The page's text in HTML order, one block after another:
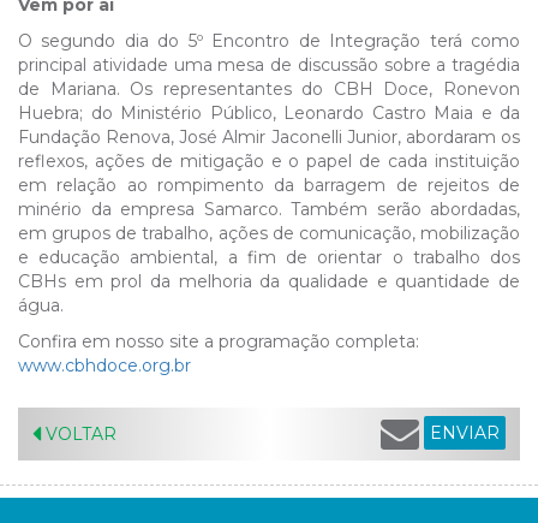
Vem por aí
O segundo dia do 5º Encontro de Integração terá como
principal atividade uma mesa de discussão sobre a tragédia
de Mariana. Os representantes do CBH Doce, Ronevon
Huebra; do Ministério Público, Leonardo Castro Maia e da
Fundação Renova, José Almir Jaconelli Junior, abordaram os
reflexos, ações de mitigação e o papel de cada instituição
em relação ao rompimento da barragem de rejeitos de
minério da empresa Samarco. Também serão abordadas,
em grupos de trabalho, ações de comunicação, mobilização
e educação ambiental, a fim de orientar o trabalho dos
CBHs em prol da melhoria da qualidade e quantidade de
água.
Confira em nosso site a programação completa:
www.cbhdoce.org.br
VOLTAR ENVIAR